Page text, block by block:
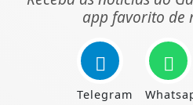
app favorito de
Telegram